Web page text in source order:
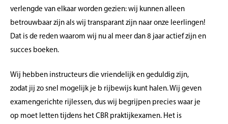
verlengde van elkaar worden gezien: wij kunnen alleen
betrouwbaar zijn als wij transparant zijn naar onze leerlingen!
Dat is de reden waarom wij nu al meer dan 8 jaar actief zijn en
succes boeken.
Wij hebben instructeurs die vriendelijk en geduldig zijn,
zodat jij zo snel mogelijk je b rijbewijs kunt halen. Wij geven
examengerichte rijlessen, dus wij begrijpen precies waar je
op moet letten tijdens het CBR praktijkexamen. Het is